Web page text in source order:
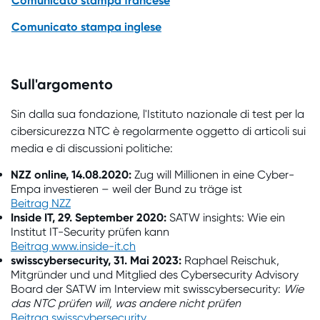
Comunicato stampa inglese
Sull'argomento
Sin dalla sua fondazione, l'Istituto nazionale di test per la
cibersicurezza NTC è regolarmente oggetto di articoli sui
media e di discussioni politiche:
NZZ online, 14.08.2020: Zug will Millionen in eine Cyber-
Empa investieren – weil der Bund zu träge ist
Beitrag NZZ
Inside IT, 29. September 2020: SATW insights: Wie ein
Institut IT-Security prüfen kann
Beitrag www.inside-it.ch
swisscybersecurity, 31. Mai 2023: Raphael Reischuk,
Mitgründer und und Mitglied des Cybersecurity Advisory
Board der SATW im Interview mit swisscybersecurity: Wie
das NTC prüfen will, was andere nicht prüfen